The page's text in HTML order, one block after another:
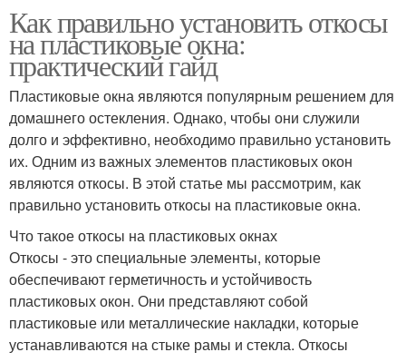
Как правильно установить откосы
на пластиковые окна:
практический гайд
Пластиковые окна являются популярным решением для
домашнего остекления. Однако, чтобы они служили
долго и эффективно, необходимо правильно установить
их. Одним из важных элементов пластиковых окон
являются откосы. В этой статье мы рассмотрим, как
правильно установить откосы на пластиковые окна.
Что такое откосы на пластиковых окнах
Откосы - это специальные элементы, которые
обеспечивают герметичность и устойчивость
пластиковых окон. Они представляют собой
пластиковые или металлические накладки, которые
устанавливаются на стыке рамы и стекла. Откосы